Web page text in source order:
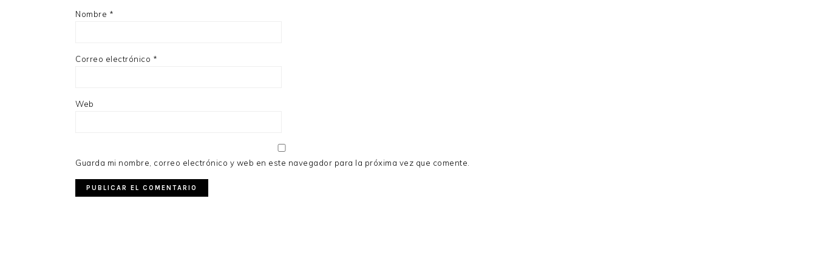
Nombre *
Correo electrónico *
Web
Guarda mi nombre, correo electrónico y web en este navegador para la próxima vez que comente.